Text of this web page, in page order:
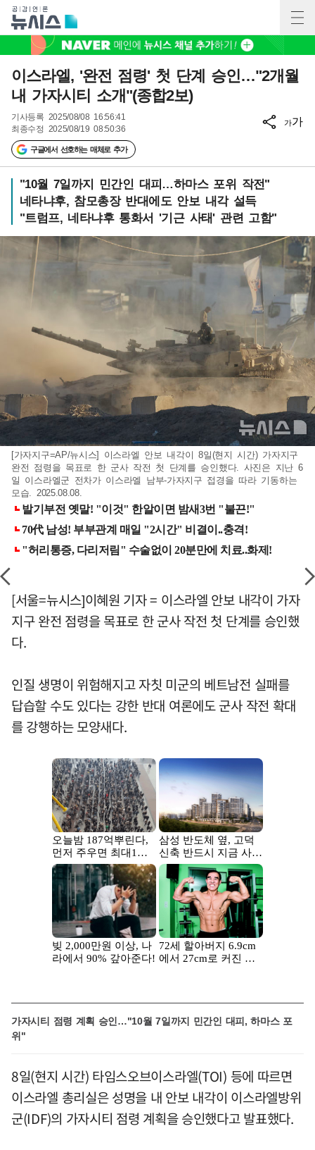
이스라엘, '완전 점령' 첫 단계 승인…"2개월
내 가자시티 소개"(종합2보)
기사등록 2025/08/08 16:56:41
최종수정 2025/08/19 08:50:36
구글에서 선호하는 매체로 추가
가가
"10월 7일까지 민간인 대피…하마스 포위 작전"
네타냐후, 참모총장 반대에도 안보 내각 설득
"트럼프, 네타냐후 통화서 '기근 사태' 관련 고함"
[가자지구=AP/뉴시스] 이스라엘 안보 내각이 8일(현지 시간) 가자지구
완전 점령을 목표로 한 군사 작전 첫 단계를 승인했다. 사진은 지난 6
일 이스라엘군 전차가 이스라엘 남부-가자지구 접경을 따라 기동하는
모습. 2025.08.08.
[서울=뉴시스]이혜원 기자 = 이스라엘 안보 내각이 가자
지구 완전 점령을 목표로 한 군사 작전 첫 단계를 승인했
다.
인질 생명이 위험해지고 자칫 미군의 베트남전 실패를
답습할 수도 있다는 강한 반대 여론에도 군사 작전 확대
를 강행하는 모양새다.
가자시티 점령 계획 승인…"10월 7일까지 민간인 대피, 하마스 포
위"
8일(현지 시간) 타임스오브이스라엘(TOI) 등에 따르면
이스라엘 총리실은 성명을 내 안보 내각이 이스라엘방위
군(IDF)의 가자시티 점령 계획을 승인했다고 발표했다.